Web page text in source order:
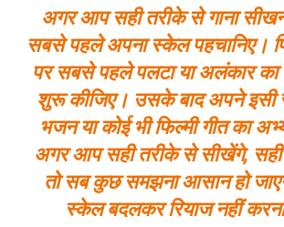
अगर आप सही तरीके से गाना
सबसे पहले अपना स्केल पहचानिए।
पर सबसे पहले पलटा या अलंकार का
शुरू कीजिए। उसके बाद अपने इसी
भजन या कोई भी फिल्मी गीत का
अगर आप सही तरीके से सीखेंगे,
तो सब कुछ समझना आसान हो
स्केल बदलकर रियाज नहीं